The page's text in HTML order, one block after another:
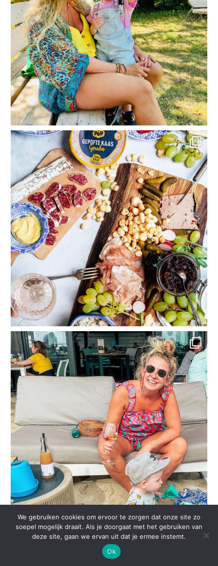
We gebruiken cookies om ervoor te zorgen dat onze site zo
soepel mogelijk draait. Als je doorgaat met het gebruiken van
deze site, gaan we ervan uit dat je ermee instemt.
Ok